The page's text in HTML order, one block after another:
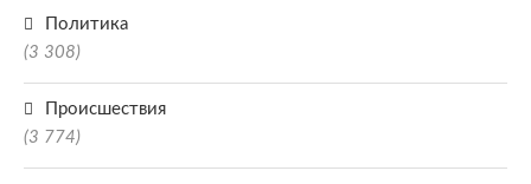
Политика
(3 308)
Происшествия
(3 774)